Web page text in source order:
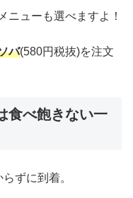
ニューも選べますよ！
バ(580円税抜)を注文
食べ飽きない一
ずに到着。